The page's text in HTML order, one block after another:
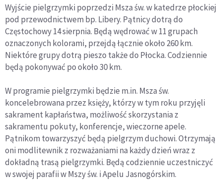
Wyjście pielgrzymki poprzedzi Msza św. w katedrze płockiej
pod przewodnictwem bp. Libery. Pątnicy dotrą do
Częstochowy 14 sierpnia. Będą wędrować w 11 grupach
oznaczonych kolorami, przejdą łącznie około 260 km.
Niektóre grupy dotrą pieszo także do Płocka. Codziennie
będą pokonywać po około 30 km.
W programie pielgrzymki będzie m.in. Msza św.
koncelebrowana przez księży, którzy w tym roku przyjęli
sakrament kapłaństwa, możliwość skorzystania z
sakramentu pokuty, konferencje, wieczorne apele.
Pątnikom towarzyszyć będą pielgrzym duchowi. Otrzymają
oni modlitewnik z rozważaniami na każdy dzień wraz z
dokładną trasą pielgrzymki. Będą codziennie uczestniczyć
w swojej parafii w Mszy św. i Apelu Jasnogórskim.